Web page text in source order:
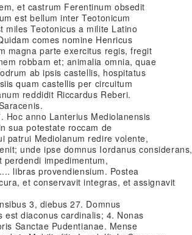
et castrum Ferentinum obsedit
est bellum inter Teotonicum
miles Teotonicus a milite Latino
comes nomine Henricus
magna parte exercitus regis, fregit
robbam et; animalia omnia, quae
ab ipsis castellis, hospitatus
quam castellis per circuitum
reddidit Riccardus Reberi.
Hoc anno Lanterius Mediolanensis
sua potestate roccam de
patrui Mediolanum redire volente,
unde ipse domnus Iordanus considerans,
impedimentum,
libras provendiensium. Postea
et conservavit integras, et assignavit
3, diebus 27. Domnus
diaconus cardinalis; 4. Nonas
Sanctae Pudentianae. Mense